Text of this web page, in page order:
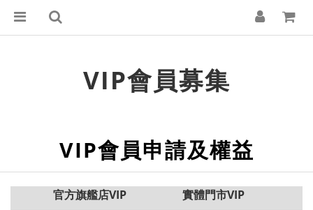
VIP會員募集
VIP會員申請及權益
官方旗艦店VIP 實體門市VIP